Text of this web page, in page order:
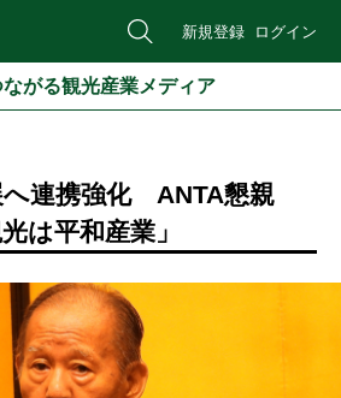
新規登録 ログイン
がる観光産業メディア
へ連携強化 ANTA懇親
は平和産業」